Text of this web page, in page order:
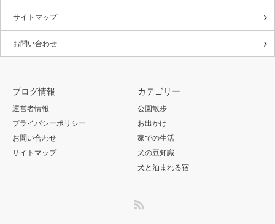
サイトマップ
お問い合わせ
ブログ情報
運営者情報
プライバシーポリシー
お問い合わせ
サイトマップ
カテゴリー
公園散歩
お出かけ
家での生活
犬の豆知識
犬と泊まれる宿